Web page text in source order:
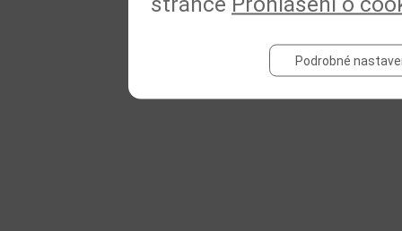
Podrobné